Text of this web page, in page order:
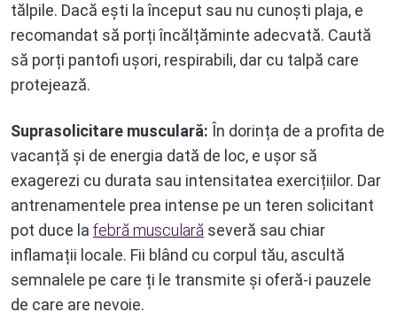
tălpile. Dacă ești la început sau nu cunoști plaja, e
recomandat să porți încălțăminte adecvată. Caută
să porți pantofi ușori, respirabili, dar cu talpă care
protejează.
Suprasolicitare musculară: În dorința de a profita de
vacanță și de energia dată de loc, e ușor să
exagerezi cu durata sau intensitatea exercițiilor. Dar
antrenamentele prea intense pe un teren solicitant
pot duce la febră musculară severă sau chiar
inflamații locale. Fii blând cu corpul tău, ascultă
semnalele pe care ți le transmite și oferă-i pauzele
de care are nevoie.